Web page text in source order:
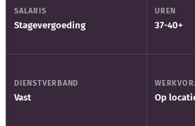
SALARIS
Stagevergoeding
UREN
37-40+
DIENSTVERBAND
Vast Op